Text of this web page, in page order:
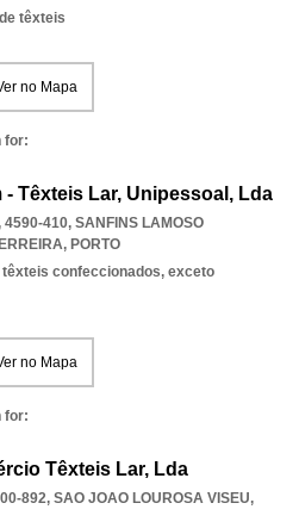
têxteis
no Mapa
for:
- Têxteis Lar, Unipessoal, Lda
4590-410, SANFINS LAMOSO
, PORTO
confeccionados, exceto
no Mapa
for:
Têxteis Lar, Lda
892, SAO JOAO LOUROSA VISEU,